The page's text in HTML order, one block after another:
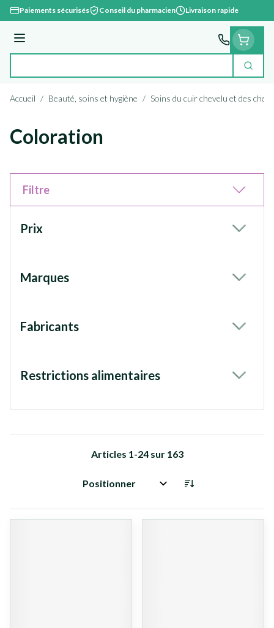
Aller au contenu
Paiements sécurisés Conseil du pharmacien Livraison rapide
Menu
Accueil / Beauté, soins et hygiène / Soins du cuir chevelu et des
Coloration
Filtre
Prix
Marques
Fabricants
Restrictions alimentaires
Articles 1-24sur 163
Trier par: